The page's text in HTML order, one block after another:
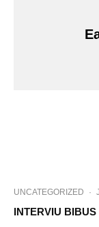
UNCATEGORIZED ·
INTERVIU BIBUS